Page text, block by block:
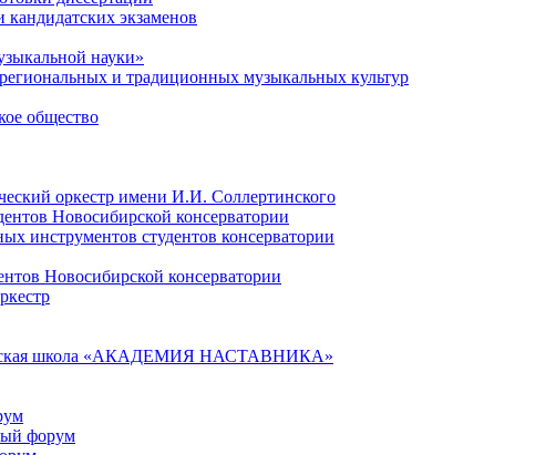
экзаменов
науки»
и традиционных музыкальных культур
общество
оркестр имени И.И. Соллертинского
Новосибирской консерватории
инструментов студентов консерватории
Новосибирской консерватории
школа «АКАДЕМИЯ НАСТАВНИКА»
форум